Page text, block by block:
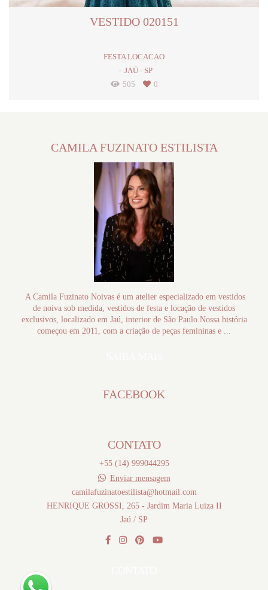
VESTIDO 020151
FESTA LOCACAO
JAÚ - SP
505
0
CAMILA FUZINATO ESTILISTA
A Camila Fuzinato Noivas é um atelier especializado em vestidos
de noiva sob medida, vestidos de festa e locação de vestidos
exclusivos, localizado em Jaú, interior de São Paulo.Nossa história
começou em 2011, com a criação de peças femininas e ...
FACEBOOK
CONTATO
+55 (14) 999044295
Enviar mensagem
camilafuzinatoestilista@hotmail.com
HENRIQUE GROSSI, 265 - Jardim Maria Luiza II
Jaú / SP